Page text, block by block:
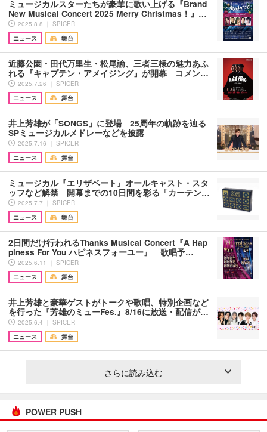
ミュージカルスターたちが豪華に歌い上げる『Brand
New Musical Concert 2025 Merry Christmas！』…
2025.8.8 ｜ SPICER
ニュース
舞台
近藤公園・田代万里生・松尾諭、三者三様の魅力あふ
れる『キャプテン・アメイジング』が開幕 コメン…
2025.7.26 ｜ SPICER
ニュース
舞台
井上芳雄が「SONGS」に登場 25周年の軌跡を辿る
SPミュージカルメドレーなどを披露
2025.7.16 ｜ SPICER
ニュース
舞台
ミュージカル『エリザベート』オールキャスト・スタ
ッフなど解禁 開幕までの10日間を彩る「カーテン…
2025.7.7 ｜ SPICER
ニュース
舞台
2日間だけ行われるThanks Musical Concert『A Hap
piness For You ハピネスフォーユー』 歌唱予…
2025.6.11 ｜ SPICER
ニュース
舞台
井上芳雄と豪華ゲストがトークや歌唱、特別企画など
を行った『芳雄のミューFes.』8/16に放送・配信が…
2025.6.4 ｜ SPICER
ニュース
舞台
さらに読み込む
POWER PUSH